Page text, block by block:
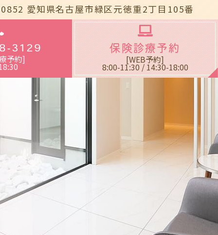
wp-
愛知県名古屋市緑区元徳重2丁目105番
3129
予約]
保険診療予約
[WEB予約]
8:00-11:30 / 14:30-18:00